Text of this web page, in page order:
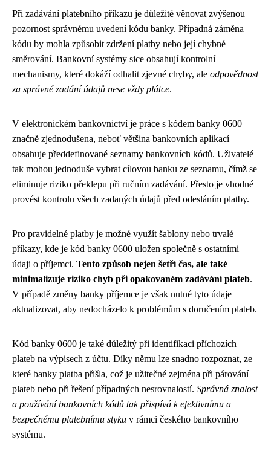
Při zadávání platebního příkazu je důležité věnovat zvýšenou
pozornost správnému uvedení kódu banky. Případná záměna
kódu by mohla způsobit zdržení platby nebo její chybné
směrování. Bankovní systémy sice obsahují kontrolní
mechanismy, které dokáží odhalit zjevné chyby, ale odpovědnost
za správné zadání údajů nese vždy plátce.
V elektronickém bankovnictví je práce s kódem banky 0600
značně zjednodušena, neboť většina bankovních aplikací
obsahuje předdefinované seznamy bankovních kódů. Uživatelé
tak mohou jednoduše vybrat cílovou banku ze seznamu, čímž se
eliminuje riziko překlepu při ručním zadávání. Přesto je vhodné
provést kontrolu všech zadaných údajů před odesláním platby.
Pro pravidelné platby je možné využít šablony nebo trvalé
příkazy, kde je kód banky 0600 uložen společně s ostatními
údaji o příjemci. Tento způsob nejen šetří čas, ale také
minimalizuje riziko chyb při opakovaném zadávání plateb.
V případě změny banky příjemce je však nutné tyto údaje
aktualizovat, aby nedocházelo k problémům s doručením plateb.
Kód banky 0600 je také důležitý při identifikaci příchozích
plateb na výpisech z účtu. Díky němu lze snadno rozpoznat, ze
které banky platba přišla, což je užitečné zejména při párování
plateb nebo při řešení případných nesrovnalostí. Správná znalost
a používání bankovních kódů tak přispívá k efektivnímu a
bezpečnému platebnímu styku v rámci českého bankovního
systému.